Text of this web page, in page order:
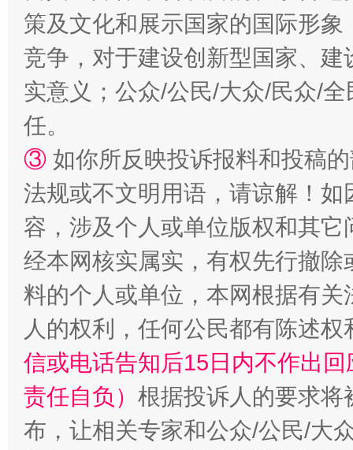
招工难、用工荒背后
网上购药对药下症？
策及文化和展示国家的国际形
竞争，对于建设创新型国家、
实意义；公众/公民/大众/民众/
任。
③ 如你所反映投诉报料和投稿
法规或不文明用语，请谅解！
容，涉及个人或单位版权和其它
经本网核实属实，有权先行撤
料的个人或单位，本网根据有
人的权利，任何公民都有陈述
信或电话告知后15日内不作出
责任自负） 根据投诉人的要求将
布，让相关专家和公众/公民/大